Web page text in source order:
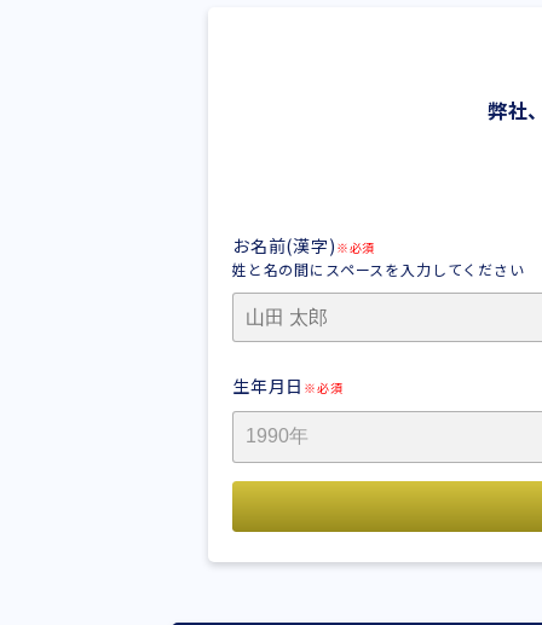
弊社
お名前(漢字) ※必須
姓と名の間にスペースを入力してください
生年月日 ※必須